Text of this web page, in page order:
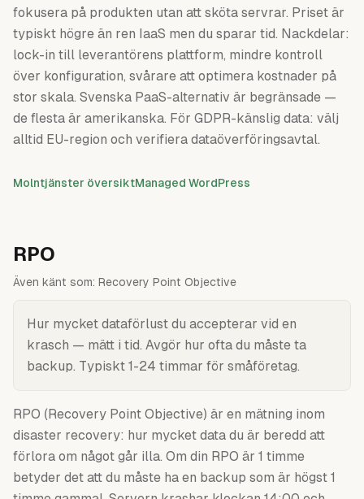
fokusera på produkten utan att sköta servrar. Priset är
typiskt högre än ren IaaS men du sparar tid. Nackdelar:
lock-in till leverantörens plattform, mindre kontroll
över konfiguration, svårare att optimera kostnader på
stor skala. Svenska PaaS-alternativ är begränsade —
de flesta är amerikanska. För GDPR-känslig data: välj
alltid EU-region och verifiera dataöverföringsavtal.
Molntjänster översiktManaged WordPress
RPO
Även känt som: Recovery Point Objective
Hur mycket dataförlust du accepterar vid en
krasch — mätt i tid. Avgör hur ofta du måste ta
backup. Typiskt 1-24 timmar för småföretag.
RPO (Recovery Point Objective) är en mätning inom
disaster recovery: hur mycket data du är beredd att
förlora om något går illa. Om din RPO är 1 timme
betyder det att du måste ha en backup som är högst 1